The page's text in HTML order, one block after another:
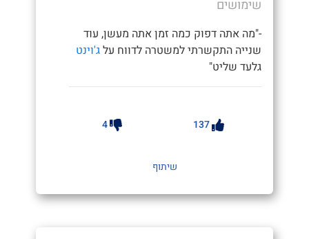
שימושים
-"מה אתה דפוק כמה זמן אתה מעשן, עוד
שנייה התקשרתי למשטרה לדווח עלג'וינט
גלעד שליט"
137
4
שיתוף